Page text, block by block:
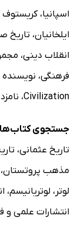
II فرانسه در سال 1515
III مارگریت دوناوا
فصل بیست و سوم:
IV «طلاق» پادشاه
فصل بیست و چهارم:
اسپانیا،
ایلخانیان، تاریخ
انقلاب دینی،
فرهنگی، نویسنده
Civilization،
جستجوی
تاریخ عثمانی،
مذهب پروتستان،
لوتر ، لوتریانیسم،
انتشارات علمی و